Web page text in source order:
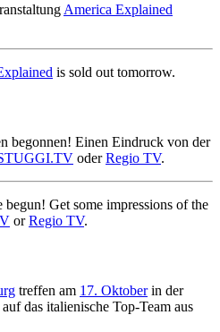
America Explained
is sold out tomorrow.
begonnen! Einen Eindruck von der
oderRegio TV.
Get some impressions of the
orRegio TV.
treffen am 17. Oktoberin der
das italienische Top-Team aus